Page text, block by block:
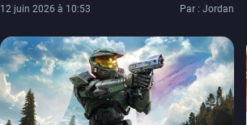
12 juin 2026 à 10:53 Par : Jordan